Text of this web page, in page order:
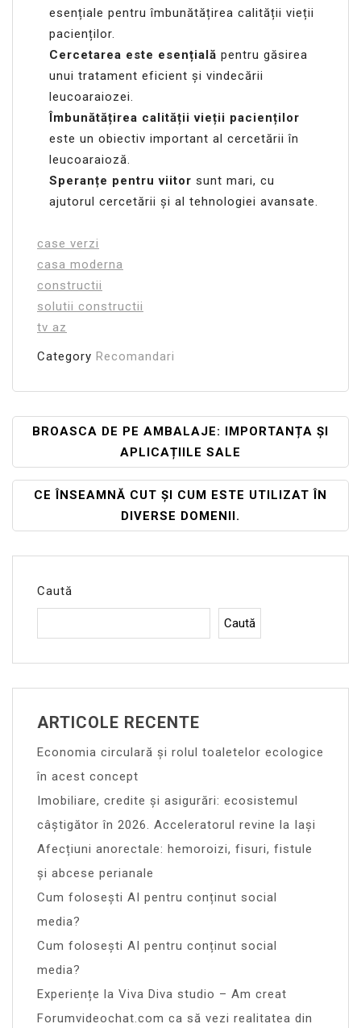
esențiale pentru îmbunătățirea calității vieții
pacienților.
Cercetarea este esențială pentru găsirea
unui tratament eficient și vindecării
leucoaraiozei.
Îmbunătățirea calității vieții pacienților
este un obiectiv important al cercetării în
leucoaraioză.
Speranțe pentru viitor sunt mari, cu
ajutorul cercetării și al tehnologiei avansate.
case verzi
casa moderna
constructii
solutii constructii
tv az
Category Recomandari
Navigare
În
Articole
BROASCA DE PE AMBALAJE: IMPORTANȚA ȘI
APLICAȚIILE SALE
CE ÎNSEAMNĂ CUT ȘI CUM ESTE UTILIZAT ÎN
DIVERSE DOMENII.
Caută
Caută
ARTICOLE RECENTE
Economia circulară și rolul toaletelor ecologice
în acest concept
Imobiliare, credite și asigurări: ecosistemul
câștigător în 2026. Acceleratorul revine la Iași
Afecțiuni anorectale: hemoroizi, fisuri, fistule
și abcese perianale
Cum folosești AI pentru conținut social
media?
Cum folosești AI pentru conținut social
media?
Experiențe la Viva Diva studio – Am creat
Forumvideochat.com ca să vezi realitatea din